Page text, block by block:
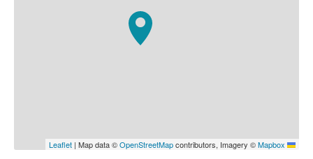
| Map data ©OpenStreetMapcontributors, Imagery ©Mapbox